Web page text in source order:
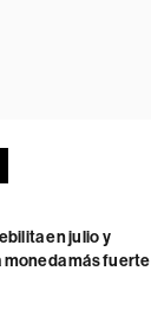
en julio y
moneda más fuerte